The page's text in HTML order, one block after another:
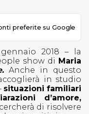
preferite su Google
2018 – la
show di Maria
Anche in questo
in studio
situazioni familiari
d’amore,
di risolvere